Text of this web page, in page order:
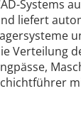
Systems
liefert
Verteilung